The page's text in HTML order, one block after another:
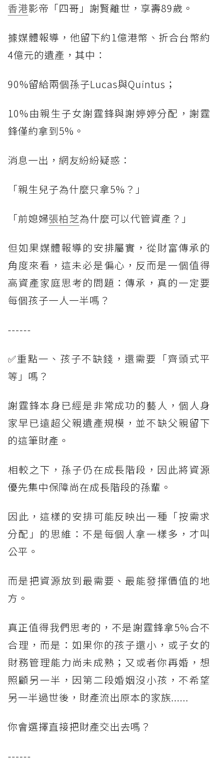
香港影帝「四哥」謝賢離世，享壽89歲。
據媒體報導，他留下約1億港幣、折合台幣約
4億元的遺產，其中：
90%留給兩個孫子Lucas與Quintus；
10%由親生子女謝霆鋒與謝婷婷分配，謝霆
鋒僅約拿到5%。
消息一出，網友紛紛疑惑：
「親生兒子為什麼只拿5%？」
「前媳婦張柏芝為什麼可以代管資產？」
但如果媒體報導的安排屬實，從財富傳承的
角度來看，這未必是偏心，反而是一個值得
高資產家庭思考的問題：傳承，真的一定要
每個孩子一人一半嗎？
------
✅重點一、孩子不缺錢，還需要「齊頭式平
等」嗎？
謝霆鋒本身已經是非常成功的藝人，個人身
家早已遠超父親遺產規模，並不缺父親留下
的這筆財產。
相較之下，孫子仍在成長階段，因此將資源
優先集中保障尚在成長階段的孫輩。
因此，這樣的安排可能反映出一種「按需求
分配」的思維：不是每個人拿一樣多，才叫
公平。
而是把資源放到最需要、最能發揮價值的地
方。
真正值得我們思考的，不是謝霆鋒拿5%合不
合理，而是：如果你的孩子還小，或子女的
財務管理能力尚未成熟；又或者你再婚，想
照顧另一半，因第二段婚姻沒小孩，不希望
另一半過世後，財產流出原本的家族......
你會選擇直接把財產交出去嗎？
------